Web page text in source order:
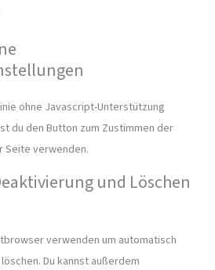
ohne Javascript-Unterstützung
du den Button zum Zustimmen der
Seite verwenden.
und Löschen
verwenden um automatisch
Du kannst außerdem